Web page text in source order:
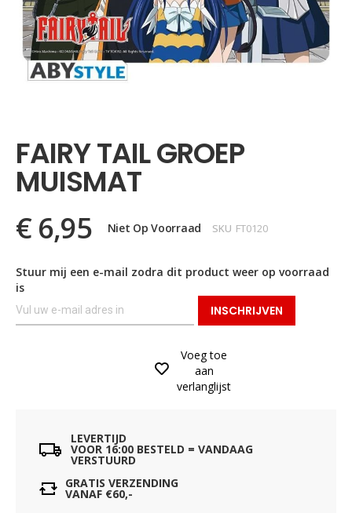
begin
van
de
afbeeldingen-
FAIRY TAIL GROEP
MUISMAT
€ 6,95 Niet Op Voorraad SKU FT0120
Stuur mij een e-mail zodra dit product weer op voorraad
is
INSCHRIJVEN
Voeg toe
aan
verlanglijst
LEVERTIJD
VOOR 16:00 BESTELD = VANDAAG
VERSTUURD
GRATIS VERZENDING
VANAF €60,-